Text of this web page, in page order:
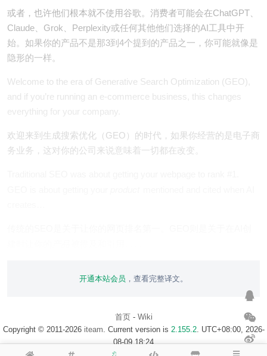
或者，也许他们根本就不使用谷歌。消费者可能会在ChatGPT、
Claude、Grok、Perplexity或任何其他他们选择的AI工具中开
始。如果你的产品不是那3到4个提到的产品之一，你可能就像是
隐形的一样。
Welcome to the era of Generative Search Optimization (GEO),
and if you’re running an e-commerce business, this changes
欢迎来到生成搜索优化（GEO）的时代，如果你经营的是电子商
务业务，这对你的公司来说意味着一切都在改变。
开通本站会员 ，查看完整译文。
首页- Wiki
Copyright © 2011-2026 iteam . Current version is 2.155.2. UTC+08:00, 2026-
08-09 18:24